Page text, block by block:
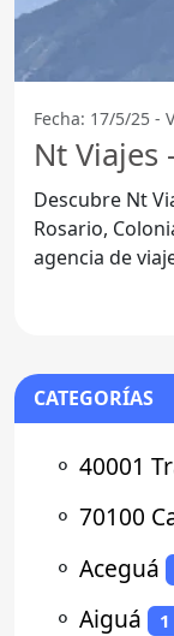
Fecha: 17/5/25 -
Nt Viajes
Descubre Nt
Rosario, Colonia NT Viajes es una
agencia de
CATEGORÍAS
⚬ 40001
⚬ 70100
⚬ Aceguá
⚬ Aiguá 1